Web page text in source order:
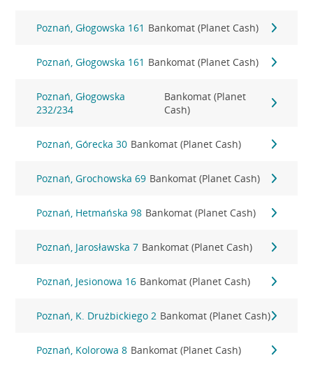
Poznań, Głogowska 161 Bankomat (Planet Cash)
Poznań, Głogowska 161 Bankomat (Planet Cash)
Poznań, Głogowska
232/234
Bankomat (Planet
Cash)
Poznań, Górecka 30 Bankomat (Planet Cash)
Poznań, Grochowska 69 Bankomat (Planet Cash)
Poznań, Hetmańska 98 Bankomat (Planet Cash)
Poznań, Jarosławska 7 Bankomat (Planet Cash)
Poznań, Jesionowa 16 Bankomat (Planet Cash)
Poznań, K. Drużbickiego 2 Bankomat (Planet Cash)
Poznań, Kolorowa 8 Bankomat (Planet Cash)